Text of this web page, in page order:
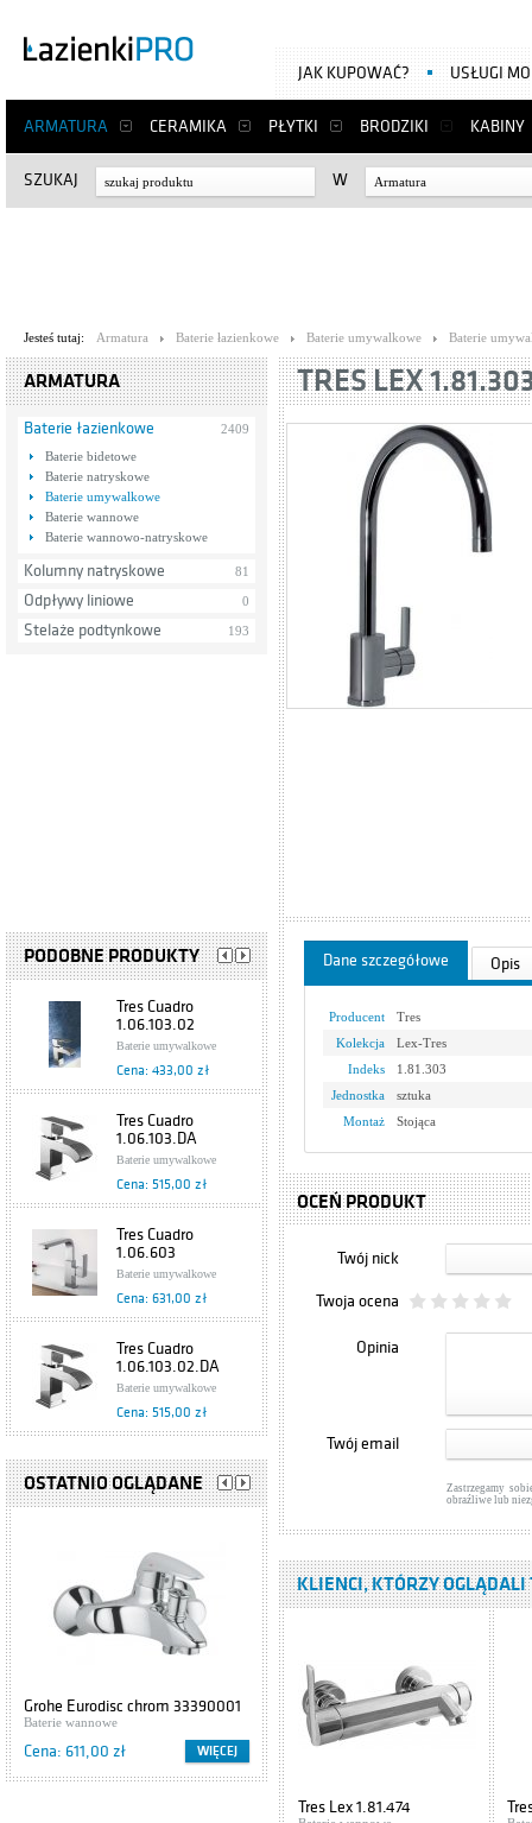
ARMATURA CERAMIKA PŁYTKI BRODZIKI KABINY
JAK KUPOWAĆ? USŁUGI
SZUKAJ W Armatura
Jesteś tutaj: Armatura Baterie łazienkowe Baterie umywalkowe Baterie
ARMATURA
Baterie łazienkowe
2409
Baterie bidetowe
Baterie natryskowe
Baterie umywalkowe
Baterie wannowe
Baterie wannowo-natryskowe
Kolumny natryskowe 81
Odpływy liniowe 0
Stelaże podtynkowe 193
PODOBNE PRODUKTY
Tres Cuadro
1.06.103.02
Baterie umywalkowe
Cena: 433,00 zł
Tres Cuadro
1.06.103.DA
Baterie umywalkowe
Cena: 515,00 zł
Tres Cuadro
1.06.603
Baterie umywalkowe
Cena: 631,00 zł
Tres Cuadro
1.06.103.02.DA
Baterie umywalkowe
Cena: 515,00 zł
Tres Cuadro
1.07.103.02
Baterie umywalkowe
Tres Retro
1.29.103.61
Baterie umywalkowe
Cena: 649,00 zł
1.06.103
Cena: 433,00 zł
OSTATNIO OGLĄDANE
Grohe Eurodisc chrom 33390001
Baterie wannowe
Cena: 611,00 zł WIĘCEJ
Cersanit IBIZA S504-009
Szafki podumywalkowe
Cena: 416,00 zł WIĘCEJ
TRES LEX
Dane szczegółowe Opis
Producent
Tres
Kolekcja
Lex-Tres
Indeks
1.81.303
Jednostka
sztuka
Montaż
Stojąca
OCEŃ PRODUKT
Twój nick
Twoja ocena
Opinia
Twój email
Zastrzegamy
obraźliwe lub
KLIENCI, KTÓRZY
Tres Lex 1.81.474